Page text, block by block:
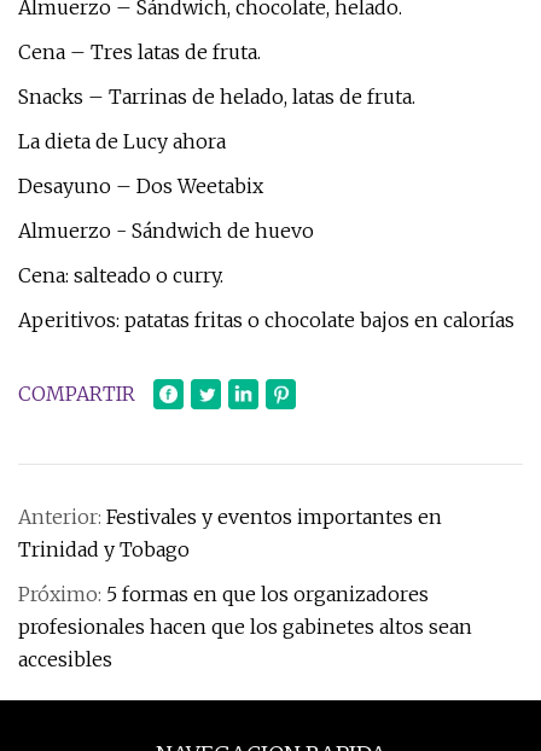
Almuerzo – Sándwich, chocolate, helado.
Cena – Tres latas de fruta.
Snacks – Tarrinas de helado, latas de fruta.
La dieta de Lucy ahora
Desayuno – Dos Weetabix
Almuerzo - Sándwich de huevo
Cena: salteado o curry.
Aperitivos: patatas fritas o chocolate bajos en calorías
COMPARTIR
Anterior: Festivales y eventos importantes en
Trinidad y Tobago
Próximo: 5 formas en que los organizadores
profesionales hacen que los gabinetes altos sean
accesibles